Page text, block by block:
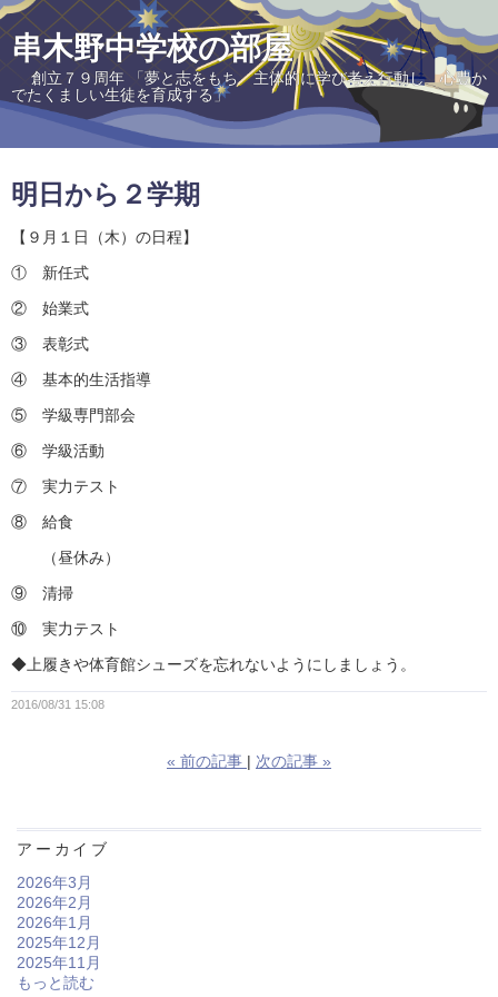
串木野中学校の部屋
創立７９周年 「夢と志をもち 主体的に学び考え行動し 心豊か
でたくましい生徒を育成する」
明日から２学期
【９月１日（木）の日程】
① 新任式
② 始業式
③ 表彰式
④ 基本的生活指導
⑤ 学級専門部会
⑥ 学級活動
⑦ 実力テスト
⑧ 給食
（昼休み）
⑨ 清掃
⑩ 実力テスト
◆上履きや体育館シューズを忘れないようにしましょう。
2016/08/31 15:08
« 前の記事 次の記事 »
アーカイブ
2026年3月
2026年2月
2026年1月
2025年12月
2025年11月
もっと読む